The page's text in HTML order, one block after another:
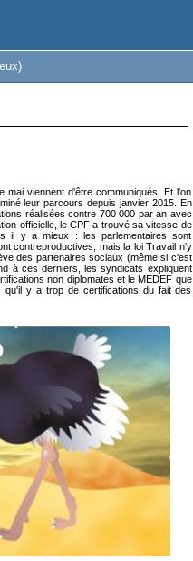
viennent d'être communiqués. Et l'on
leur parcours depuis janvier 2015. En
réalisées contre 700 000 par an avec
officielle, le CPF a trouvé sa vitesse de
il y a mieux : les parlementaires sont
contreproductives, mais la loi Travail n'y
des partenaires sociaux (même si c'est
à ces derniers, les syndicats expliquent
non diplomates et le MEDEF que
y a trop de certifications du fait des